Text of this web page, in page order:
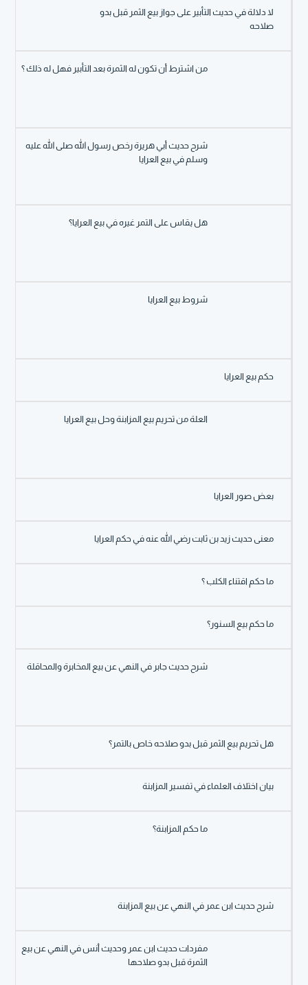
لا دلالة في حديث التأبير على جواز بيع الثمر قبل بدو
صلاحه
من اشترط أن تكون له الثمرة بعد التأبير فهل له ذلك ؟
شرح حديث أبي هريرة رخص رسول الله صلى الله عليه
وسلم في بيع العرايا
هل يقاس على التمر غيره في بيع العرايا؟
شروط بيع العرايا
حكم بيع العرايا
العلة من تحريم بيع المزابنة وحل بيع العرايا
بعض صور العرايا
معنى حديث زيد بن ثابت رضي الله عنه في حكم العرايا
ما حكم اقتناء الكلب ؟
ما حكم بيع السنور؟
شرح حديث جابر في النهي عن بيع المخابرة والمحاقلة
هل تحريم بيع الثمر قبل بدو صلاحه خاص بالتمر؟
بيان اختلاف العلماء في تفسير المزابنة
ما حكم المزابنة؟
شرح حديث ابن عمر في النهي عن بيع المزابنة
مفردات حديث ابن عمر وحديث أنس في النهي عن بيع
الثمرة قبل بدو صلاحها